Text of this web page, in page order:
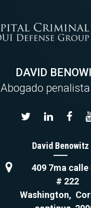
DAVID
Abogado penalista
David Benowitz
409 7ma calle
# 222
Washington,